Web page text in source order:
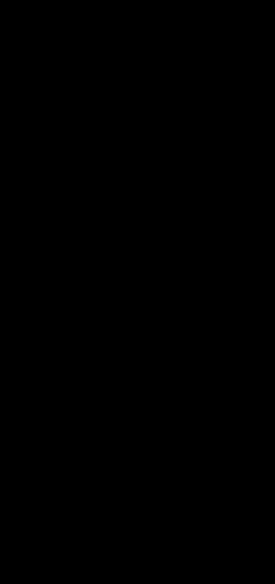
쿨링버튼 8
[바스락소재💙/
포인트가 되어